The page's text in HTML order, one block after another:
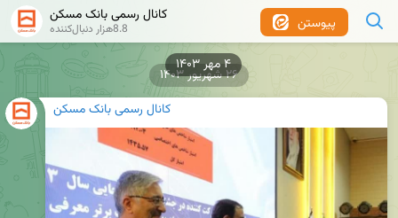
پیوستن کانال رسمی بانک مسکن
8.8هزار دنبال‌کننده
کانال رسمی بانک مسکن
۲۶ شهریور ۱۴۰۳